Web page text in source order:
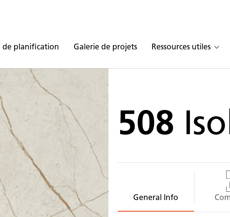
de planification Galerie de projets Ressources utiles
508
General Info